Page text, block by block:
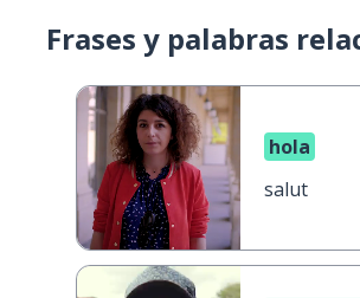
Frases y palabras
hola
salut